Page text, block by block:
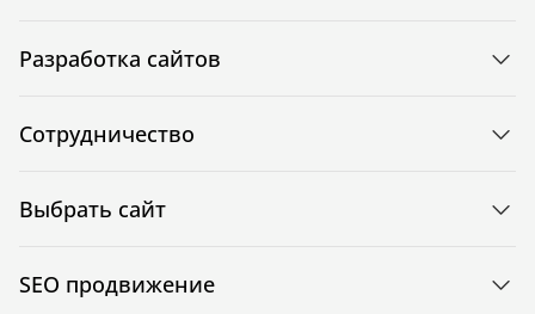
Разработка сайтов
Сотрудничество
Выбрать сайт
SEO продвижение